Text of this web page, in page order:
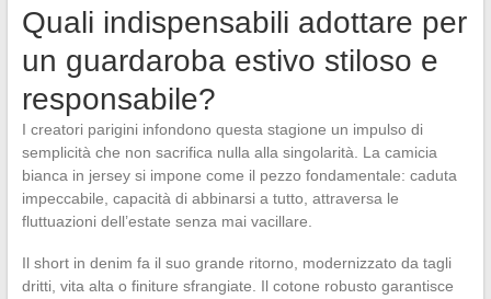
Quali indispensabili adottare per
un guardaroba estivo stiloso e
responsabile?
I creatori parigini infondono questa stagione un impulso di
semplicità che non sacrifica nulla alla singolarità. La camicia
bianca in jersey si impone come il pezzo fondamentale: caduta
impeccabile, capacità di abbinarsi a tutto, attraversa le
fluttuazioni dell’estate senza mai vacillare.
Il short in denim fa il suo grande ritorno, modernizzato da tagli
dritti, vita alta o finiture sfrangiate. Il cotone robusto garantisce